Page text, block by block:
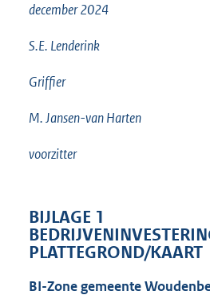
december 2024
S.E. Lenderink
Griffier
M. Jansen-van Harten
voorzitter
BIJLAGE 1
PLATTEGROND/KAART
BI-Zone gemeente